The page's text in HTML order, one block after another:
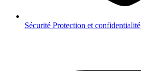
Sécurité Protection et confidentialité